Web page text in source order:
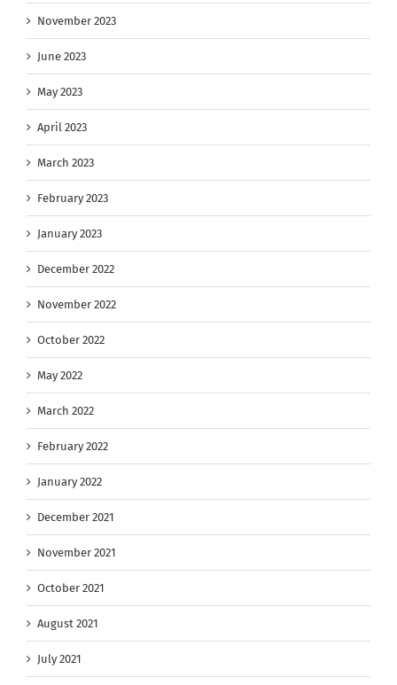
November 2023
June 2023
May 2023
April 2023
March 2023
February 2023
January 2023
December 2022
November 2022
October 2022
May 2022
March 2022
February 2022
January 2022
December 2021
November 2021
October 2021
August 2021
July 2021